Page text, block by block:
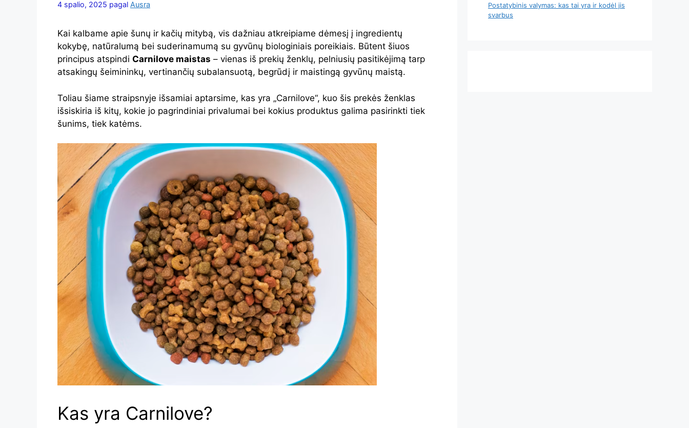
4 spalio, 2025 pagal Ausra
Kai kalbame apie šunų ir kačių mitybą, vis dažniau atkreipiame dėmesį į ingredientų
kokybę, natūralumą bei suderinamumą su gyvūnų biologiniais poreikiais. Būtent šiuos
principus atspindi Carnilove maistas – vienas iš prekių ženklų, pelniusių pasitikėjimą tarp
atsakingų šeimininkų, vertinančių subalansuotą, begrūdį ir maistingą gyvūnų maistą.
Toliau šiame straipsnyje išsamiai aptarsime, kas yra „Carnilove“, kuo šis prekės ženklas
išsiskiria iš kitų, kokie jo pagrindiniai privalumai bei kokius produktus galima pasirinkti tiek
šunims, tiek katėms.
Kas yra Carnilove?
Postatybinis valymas: kas tai yra ir kodėl jis
svarbus